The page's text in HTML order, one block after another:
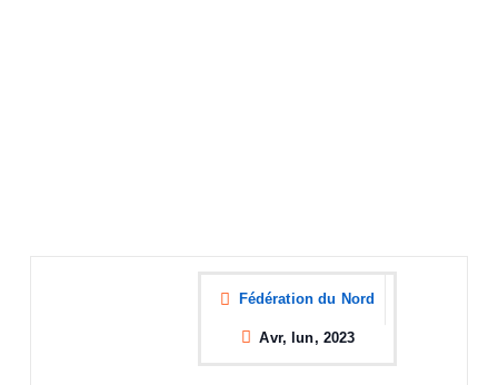
Fédération du Nord
Avr, lun, 2023